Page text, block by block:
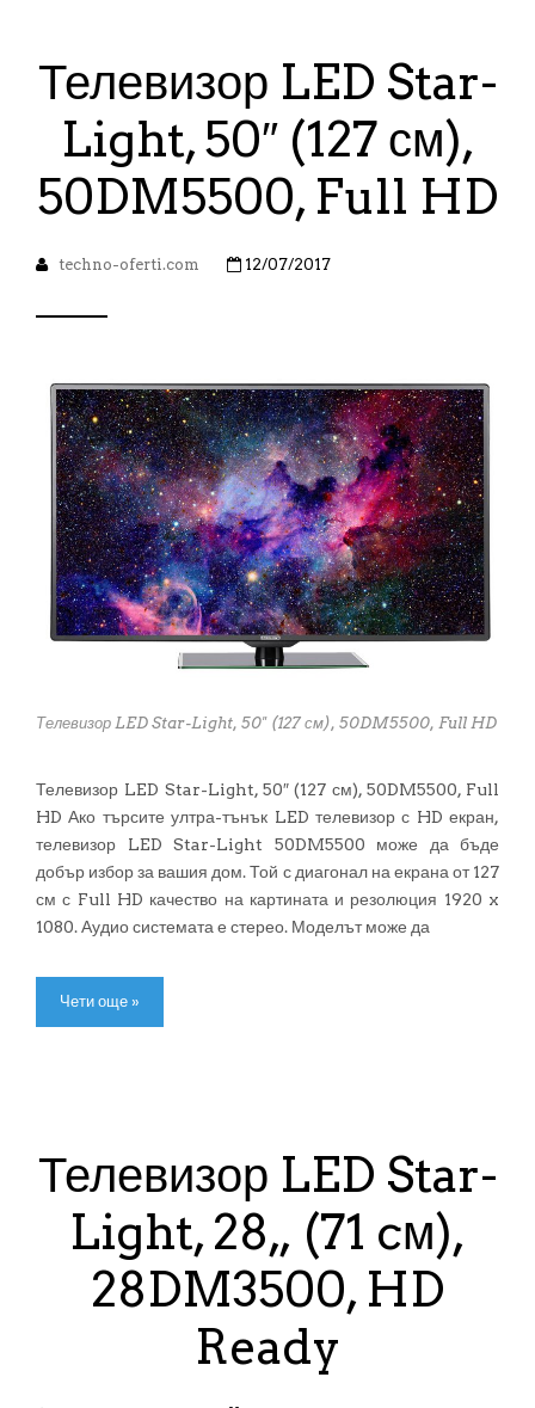
Телевизор LED Star-
Light, 50″ (127 см),
50DM5500, Full HD
techno-oferti.com 12/07/2017
Телевизор LED Star-Light, 50" (127 см), 50DM5500, Full HD
Телевизор LED Star-Light, 50″ (127 см), 50DM5500, Full
HD Ако търсите ултра-тънък LED телевизор с HD екран,
телевизор LED Star-Light 50DM5500 може да бъде
добър избор за вашия дом. Той с диагонал на екрана от 127
см с Full HD качество на картината и резолюция 1920 x
1080. Аудио системата е стерео. Моделът може да
Чети още »
Телевизор LED Star-
Light, 28„ (71 cм),
28DM3500, HD
Ready